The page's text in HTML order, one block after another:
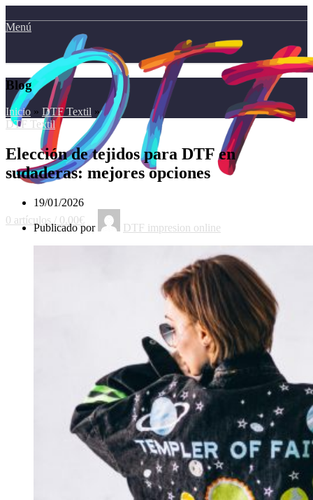
Menú
0 artículos / 0.00€
Blog
Inicio » DTF Textil »
DTF Textil
Elección de tejidos para DTF en
sudaderas: mejores opciones
19/01/2026
Publicado por DTF impresion online